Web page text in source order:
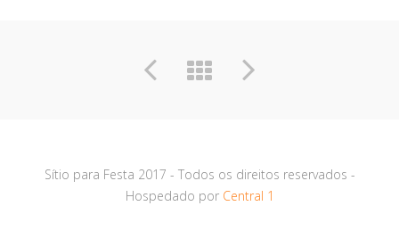
Sítio para Festa 2017 - Todos os direitos reservados -
Hospedado por Central 1